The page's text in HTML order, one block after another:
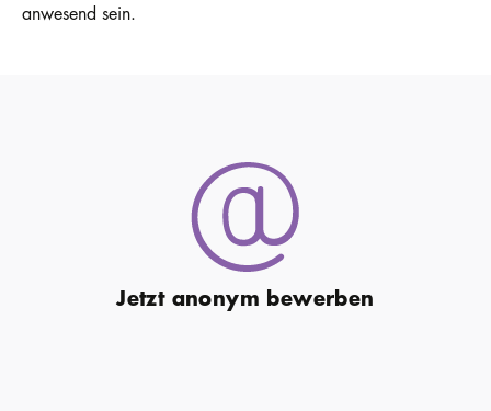
anwesend sein.
Jetzt anonym bewerben